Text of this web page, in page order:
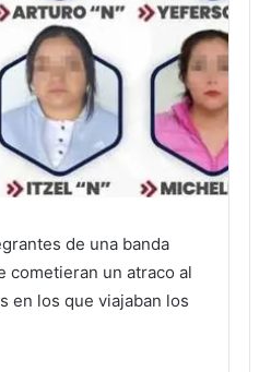
de una banda
cometieran un atraco al
en los que viajaban los